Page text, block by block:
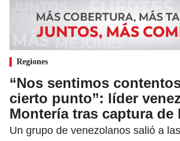
Regiones
“Nos sentimos
cierto punto”: líder
Montería tras captura de
Un grupo de venezolanos salió a